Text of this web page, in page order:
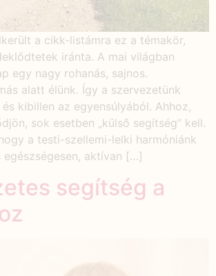
a cikk-listámra ez a témakör,
iránta. A mai világban
egy nagy rohanás, sajnos.
alatt élünk. Így a szervezetünk
kibillen az egyensúlyából. Ahhoz,
sok esetben „külső segítség” kell.
a testi-szellemi-lelki harmóniánk
egészségesen, aktívan […]
segítség a